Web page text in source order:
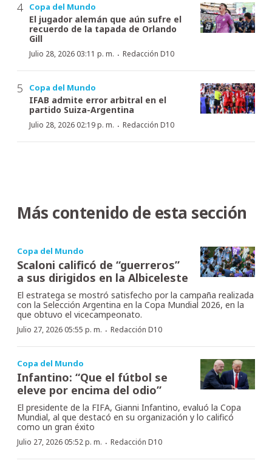
Copa del Mundo
El jugador alemán que aún sufre el
recuerdo de la tapada de Orlando
Gill
Julio 28, 2026 03:11 p. m. · Redacción D10
Copa del Mundo
IFAB admite error arbitral en el
partido Suiza-Argentina
Julio 28, 2026 02:19 p. m. · Redacción D10
Más contenido de esta sección
Copa del Mundo
Scaloni calificó de “guerreros”
a sus dirigidos en la Albiceleste
El estratega se mostró satisfecho por la campaña realizada
con la Selección Argentina en la Copa Mundial 2026, en la
que obtuvo el vicecampeonato.
Julio 27, 2026 05:55 p. m. · Redacción D10
Copa del Mundo
Infantino: “Que el fútbol se
eleve por encima del odio”
El presidente de la FIFA, Gianni Infantino, evaluó la Copa
Mundial, al que destacó en su organización y lo calificó
como un gran éxito
Julio 27, 2026 05:52 p. m. · Redacción D10